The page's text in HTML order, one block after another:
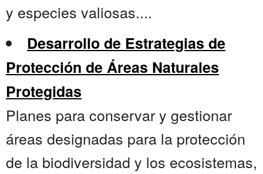
y especies valiosas....
Desarrollo de Estrategias de
Protección de Áreas Naturales
Protegidas
Planes para conservar y gestionar
áreas designadas para la protección
de la biodiversidad y los ecosistemas,